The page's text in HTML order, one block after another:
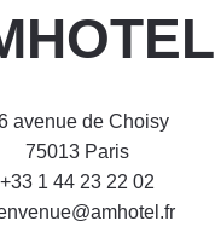
avenue de Choisy
75013 Paris
+33 1 44 23 22 02